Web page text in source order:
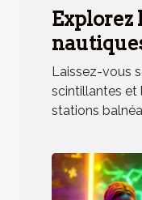
Explorez
en
Laissez-vous
scintillantes et
stations